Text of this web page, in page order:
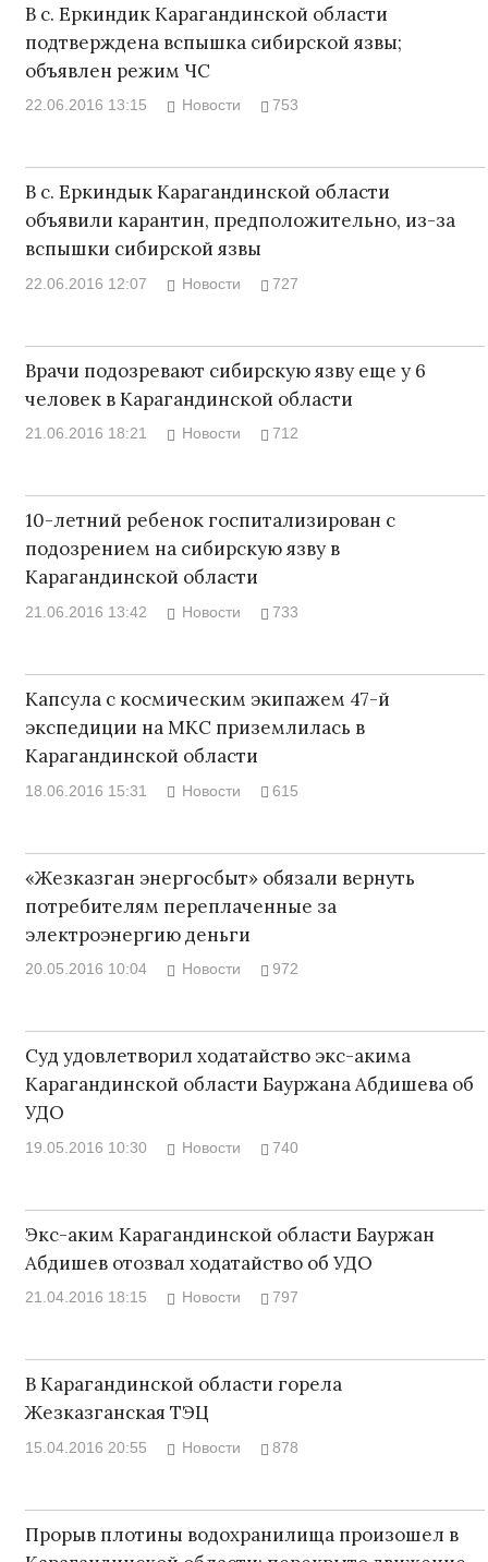
В с. Еркиндик Карагандинской области
подтверждена вспышка сибирской язвы;
объявлен режим ЧС
22.06.2016 13:15 Новости 753
В с. Еркиндык Карагандинской области
объявили карантин, предположительно, из-за
вспышки сибирской язвы
22.06.2016 12:07 Новости 727
Врачи подозревают сибирскую язву еще у 6
человек в Карагандинской области
21.06.2016 18:21 Новости 712
10-летний ребенок госпитализирован с
подозрением на сибирскую язву в
Карагандинской области
21.06.2016 13:42 Новости 733
Капсула с космическим экипажем 47-й
экспедиции на МКС приземлилась в
Карагандинской области
18.06.2016 15:31 Новости 615
«Жезказган энергосбыт» обязали вернуть
потребителям переплаченные за
электроэнергию деньги
20.05.2016 10:04 Новости 972
Суд удовлетворил ходатайство экс-акима
Карагандинской области Бауржана Абдишева об
УДО
19.05.2016 10:30 Новости 740
Экс-аким Карагандинской области Бауржан
Абдишев отозвал ходатайство об УДО
21.04.2016 18:15 Новости 797
В Карагандинской области горела
Жезказганская ТЭЦ
15.04.2016 20:55 Новости 878
Прорыв плотины водохранилища произошел в